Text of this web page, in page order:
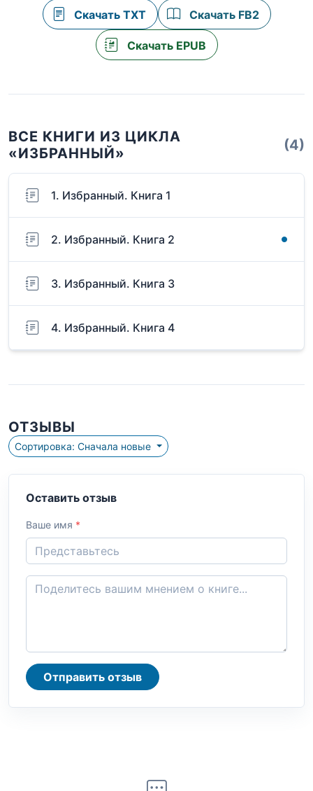
Скачать TXT Скачать FB2
Скачать EPUB
ВСЕ КНИГИ ИЗ ЦИКЛА
«ИЗБРАННЫЙ»
(4)
1. Избранный. Книга 1
2. Избранный. Книга 2
3. Избранный. Книга 3
4. Избранный. Книга 4
ОТЗЫВЫ
Сортировка: Сначала новые
Оставить отзыв
Ваше имя *
Отправить отзыв